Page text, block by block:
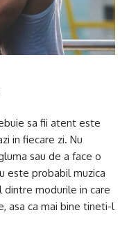
sa fii atent este
in fiecare zi. Nu
sau de a face o
este probabil muzica
dintre modurile in care
asa ca mai bine tineti-l